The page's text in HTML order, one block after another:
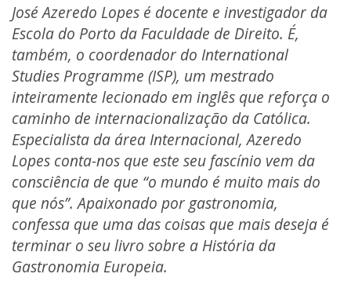
José Azeredo Lopes é docente e investigador da
Escola do Porto da Faculdade de Direito. É,
também, o coordenador do International
Studies Programme (ISP), um mestrado
inteiramente lecionado em inglês que reforça o
caminho de internacionalização da Católica.
Especialista da área Internacional, Azeredo
Lopes conta-nos que este seu fascínio vem da
consciência de que “o mundo é muito mais do
que nós”. Apaixonado por gastronomia,
confessa que uma das coisas que mais deseja é
terminar o seu livro sobre a História da
Gastronomia Europeia.